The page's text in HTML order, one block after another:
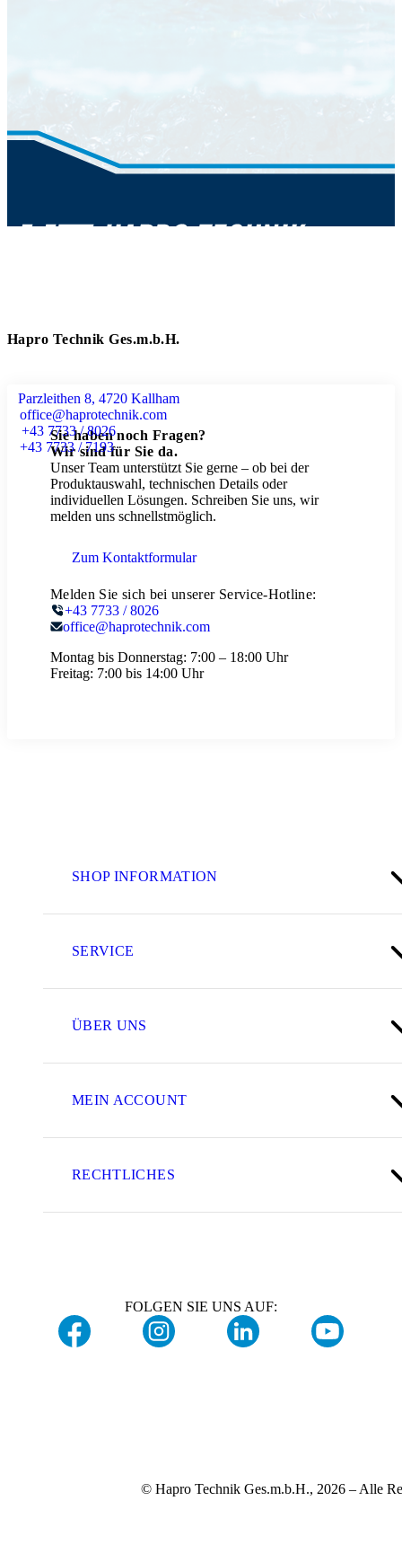
Hapro Technik Ges.m.b.H.
Parzleithen 8, 4720 Kallham
office@haprotechnik.com
+43 7733 / 8026
+43 7733 / 7193
Sie haben noch Fragen?
Wir sind für Sie da.
Unser Team unterstützt Sie gerne – ob bei der
Produktauswahl, technischen Details oder
individuellen Lösungen. Schreiben Sie uns, wir
melden uns schnellstmöglich.
Zum Kontaktformular
Melden Sie sich bei unserer Service-Hotline:
+43 7733 / 8026
office@haprotechnik.com
Montag bis Donnerstag: 7:00 – 18:00 Uhr
Freitag: 7:00 bis 14:00 Uhr
SHOP INFORMATION
SERVICE
ÜBER UNS
MEIN ACCOUNT
RECHTLICHES
FOLGEN SIE UNS AUF:
© Hapro Technik Ges.m.b.H., 2026 – Alle